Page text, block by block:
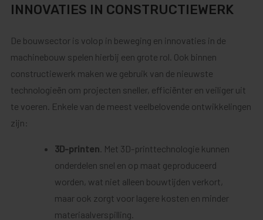
INNOVATIES IN CONSTRUCTIEWERK
De bouwsector is volop in beweging en innovaties in de
machinebouw spelen hierbij een grote rol. Ook binnen
constructiewerk maken we gebruik van de nieuwste
technologieën om projecten sneller, efficiënter en veiliger uit
te voeren. Enkele van de meest veelbelovende ontwikkelingen
zijn:
3D-printen . Met 3D-printtechnologie kunnen
onderdelen snel en op maat geproduceerd
worden, wat niet alleen bouwtijden verkort,
maar ook zorgt voor lagere kosten en minder
materiaalverspilling.